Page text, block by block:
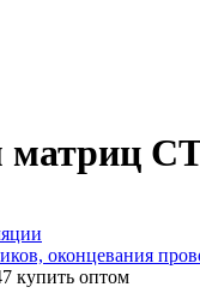
матриц
оконцевания